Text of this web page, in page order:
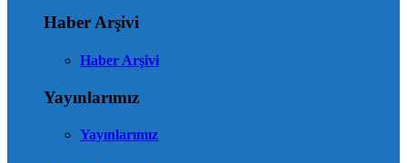
Haber Arşivi
Haber Arşivi
Yayınlarımız
Yayınlarımız